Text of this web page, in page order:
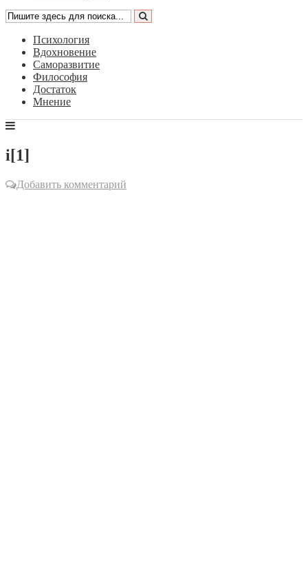
Психология
Вдохновение
Саморазвитие
Философия
Достаток
Мнение
i[1]
Добавить комментарий